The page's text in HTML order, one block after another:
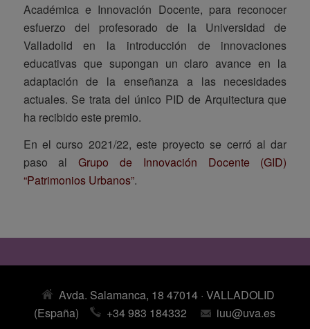
Académica e Innovación Docente, para reconocer
esfuerzo del profesorado de la Universidad de
Valladolid en la introducción de innovaciones
educativas que supongan un claro avance en la
adaptación de la enseñanza a las necesidades
actuales. Se trata del único PID de Arquitectura que
ha recibido este premio.
En el curso 2021/22, este proyecto se cerró al dar
paso alGrupo de Innovación Docente (GID)
“Patrimonios Urbanos”.
Avda. Salamanca, 18 47014 · VALLADOLID
(España)
+34 983 184332 iuu@uva.es